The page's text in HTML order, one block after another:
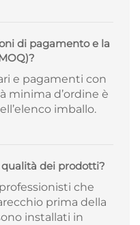
di pagamento e la
e pagamenti con
minima d’ordine è
imballo.
dei prodotti?
che
prima della
installati in